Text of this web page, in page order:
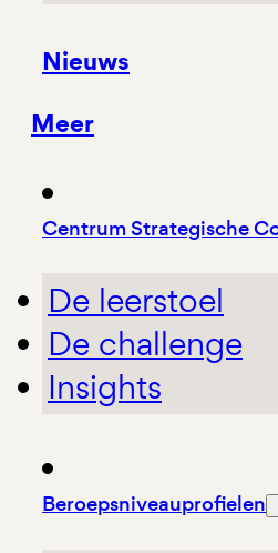
Nieuws
Meer
Centrum Strategische
De leerstoel
De challenge
Insights
Beroepsniveauprofielen